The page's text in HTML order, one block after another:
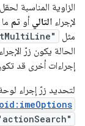
الزاوية المناسبة
لإجراء التالي أو تم
مثل
الحالة يكون زرّ
إجراءات أخرى قد
لتحديد زرّ إجراء